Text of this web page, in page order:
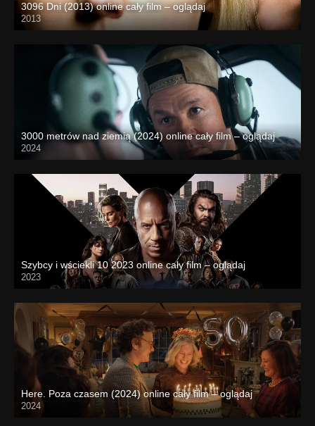
3096 Dni (2013) online cały film – oglądaj
2013
3000 metrów nad ziemią (2024) online cały film – oglądaj
2024
Szybcy i wściekli 10 2023 online cały film – oglądaj
2023
Here. Poza czasem (2024) online cały film – oglądaj
2024